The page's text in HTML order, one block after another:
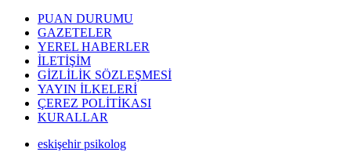
PUAN DURUMU
GAZETELER
YEREL HABERLER
İLETİŞİM
GİZLİLİK SÖZLEŞMESİ
YAYIN İLKELERİ
ÇEREZ POLİTİKASI
KURALLAR
eskişehir psikolog